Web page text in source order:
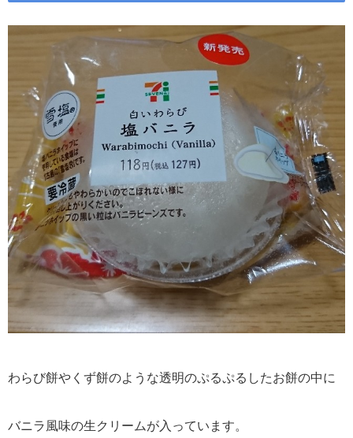
わらび餅やくず餅のような透明のぷるぷるしたお餅の中に
バニラ風味の生クリームが入っています。